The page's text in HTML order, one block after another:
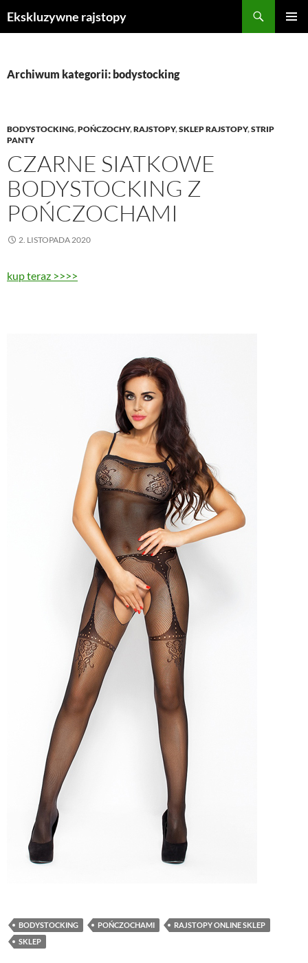
doEkskluzywne rajstopy
Archiwum kategorii: bodystocking
BODYSTOCKING,POŃCZOCHY,RAJSTOPY,SKLEP RAJSTOPY,STRIP
PANTY
CZARNE SIATKOWE
BODYSTOCKING Z
POŃCZOCHAMI
2. LISTOPADA 2020
kup teraz >>>>
BODYSTOCKING POŃCZOCHAMI
RAJSTOPY ONLINE SKLEP
SKLEP